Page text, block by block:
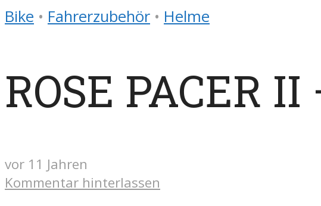
Bike • Fahrerzubehör • Helme
ROSE PACER
vor 11 Jahren
Kommentar hinterlassen